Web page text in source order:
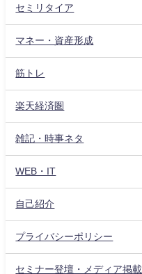
セミリタイア
マネー・資産形成
筋トレ
楽天経済圏
雑記・時事ネタ
WEB・IT
自己紹介
プライバシーポリシー
セミナー登壇・メディア掲載